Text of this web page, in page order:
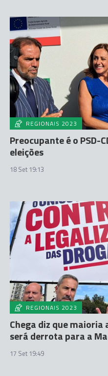
REGIONAIS 2023
Preocupante é o PSD-
eleições
18 Set 19:13
REGIONAIS 2023
Chega diz que maioria
será derrota para a
17 Set 19:49